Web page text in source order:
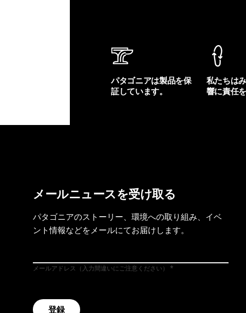
パタゴニアは製品を保
証しています。
私たちは
響に責任
メールニュースを受け取る
パタゴニアのストーリー、環境への取り組み、イベ
ント情報などをメールにてお届けします。
メールアドレス（入力間違いにご注意ください）
登録